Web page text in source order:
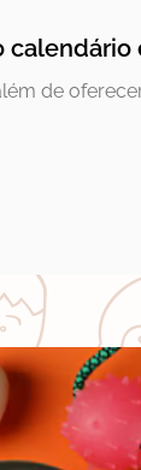
de